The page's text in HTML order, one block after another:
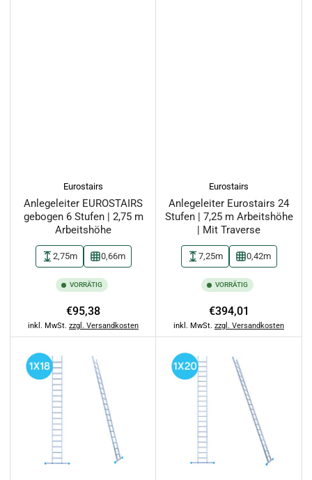
Eurostairs
Anlegeleiter EUROSTAIRS
gebogen 6 Stufen | 2,75 m
Arbeitshöhe
2,75m 0,66m
VORRÄTIG
Normaler
Preis
€95,38
inkl. MwSt. zzgl. Versandkosten
Eurostairs
Anlegeleiter Eurostairs 24
Stufen | 7,25 m Arbeitshöhe
| Mit Traverse
7,25m 0,42m
VORRÄTIG
Normaler
Preis
€394,01
inkl. MwSt. zzgl. Versandkosten